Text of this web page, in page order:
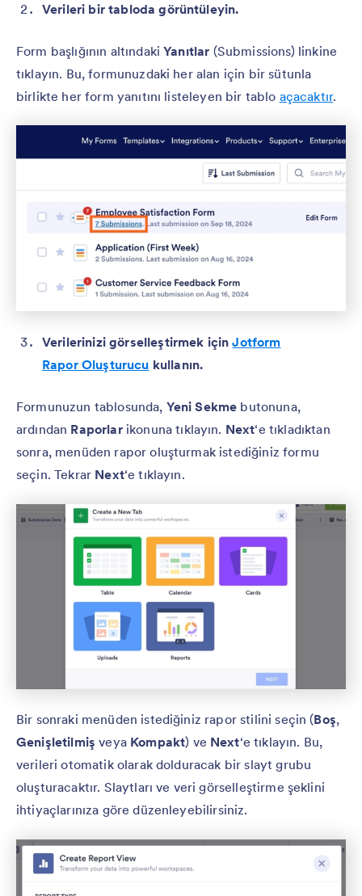
Verileri bir tabloda görüntüleyin.
Form başlığının altındakiYanıtlar (Submissions) linkine
tıklayın. Bu, formunuzdaki her alan için bir sütunla
birlikte her form yanıtını listeleyen bir tablo açacaktır.
Verilerinizi görselleştirmek içinJotform
Rapor Oluşturucu kullanın.
Formunuzun tablosunda, Yeni Sekme butonuna,
ardından Raporlar ikonuna tıklayın. Next‘e tıkladıktan
sonra, menüden rapor oluşturmak istediğiniz formu
seçin. Tekrar Next‘e tıklayın.
Bir sonraki menüden istediğiniz rapor stilini seçin (Boş,
Genişletilmiş veya Kompakt) ve Next‘e tıklayın. Bu,
verileri otomatik olarak dolduracak bir slayt grubu
oluşturacaktır. Slaytları ve veri görselleştirme şeklini
ihtiyaçlarınıza göre düzenleyebilirsiniz.